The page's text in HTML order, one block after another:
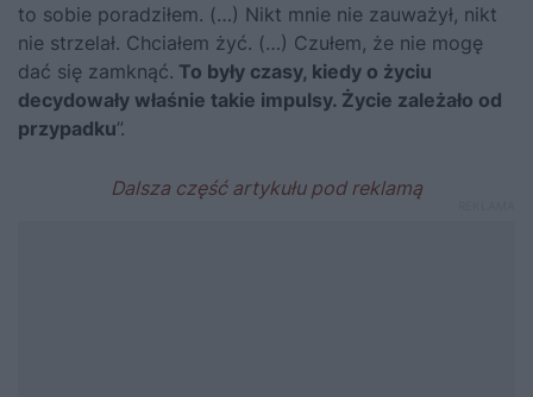
to sobie poradziłem. (…) Nikt mnie nie zauważył, nikt
nie strzelał. Chciałem żyć. (…) Czułem, że nie mogę
dać się zamknąć. To były czasy, kiedy o życiu
decydowały właśnie takie impulsy. Życie zależało od
przypadku”.